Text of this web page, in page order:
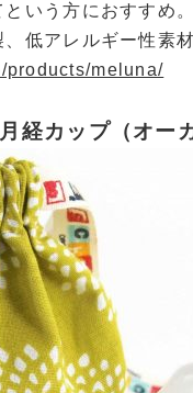
という方におすすめ
、低アレルギー性
products/meluna/
経カップ（オー